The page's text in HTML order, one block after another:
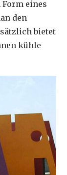
eines
den
bietet
kühle